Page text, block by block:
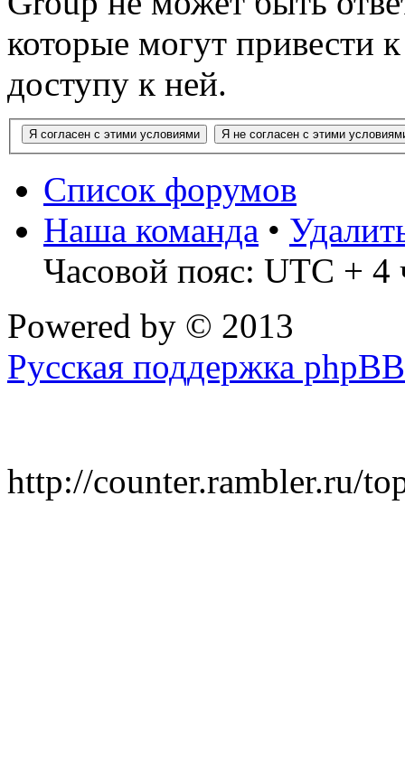
которые могут привести
доступу к ней.
Список форумов
Наша команда •
Часовой пояс: UTC + 4
Powered by © 2013
Русская поддержка phpBB
http://counter.rambler.ru/